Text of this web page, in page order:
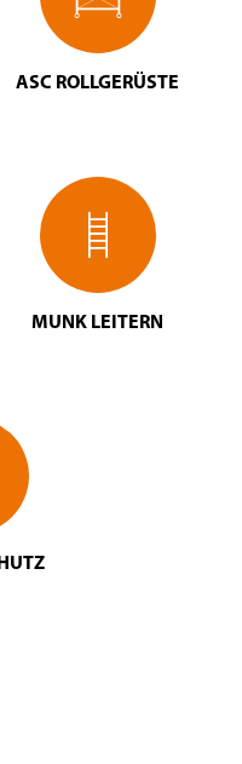
ASC ROLLGERÜSTE
MUNK LEITERN